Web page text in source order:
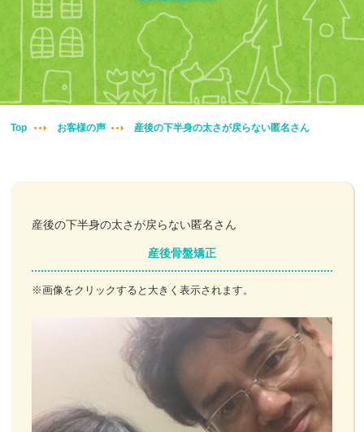
産後骨盤矯正
妊婦整体
冷え性改善
ニュース＆ブログ
Top お客様の声 産後の下半身の太さが戻らない匿名さん
産後の下半身の太さが戻らない匿名さん
産後骨盤矯正
※画像をクリックすると大きく表示されます。